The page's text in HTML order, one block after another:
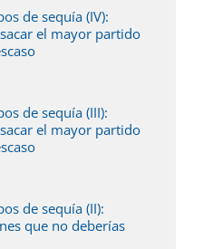
de sequía (IV):
el mayor partido
de sequía (III):
el mayor partido
de sequía (II):
que no deberías